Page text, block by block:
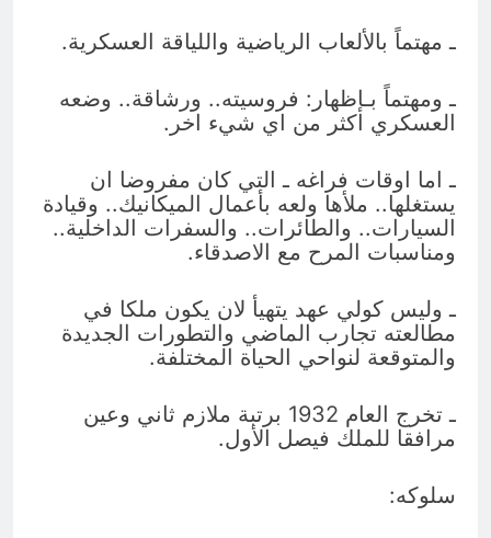
ـ مهتماً بالألعاب الرياضية واللياقة العسكرية.
ـ ومهتماً بـإظهار: فروسيته.. ورشاقة.. وضعه
العسكري اكثر من اي شيء اخر.
ـ اما اوقات فراغه ـ التي كان مفروضا ان
يستغلها.. ملأها ولعه بأعمال الميكانيك.. وقيادة
السيارات.. والطائرات.. والسفرات الداخلية..
ومناسبات المرح مع الاصدقاء.
ـ وليس كولي عهد يتهيأ لان يكون ملكا في
مطالعته تجارب الماضي والتطورات الجديدة
والمتوقعة لنواحي الحياة المختلفة.
ـ تخرج العام 1932 برتبة ملازم ثاني وعين
مرافقا للملك فيصل الأول.
سلوكه: